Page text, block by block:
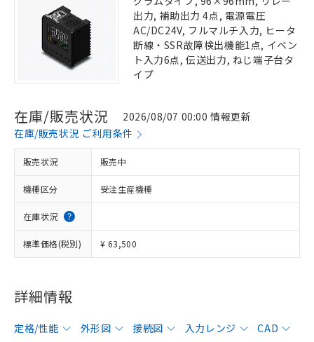
出力, 補助出力 4点, 電源電圧
AC/DC24V, フルマルチ入力, ヒータ
断線・SSR故障検出機能1点, イベン
ト入力6点, 伝送出力, ねじ端子台タ
イプ
在庫/販売状況
2026/08/07 00:00 情報更新
在庫/販売状況 ご利用条件
販売状況 販売中
機種区分 受注生産機種
在庫状況
標準価格(税別) ¥ 63,500
詳細情報
定格/性能 外形図 接続図 入力レンジ
CAD